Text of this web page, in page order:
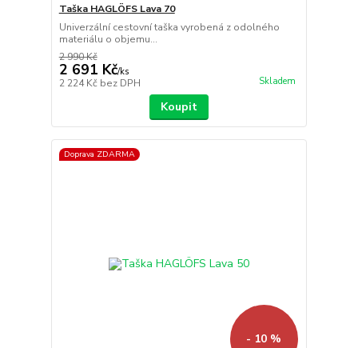
Taška HAGLÖFS Lava 70
Univerzální cestovní taška vyrobená z odolného
materiálu o objemu...
2 990 Kč
2 691 Kč/ks
2 224 Kč bez DPH Skladem
Koupit
Doprava ZDARMA
- 10 %